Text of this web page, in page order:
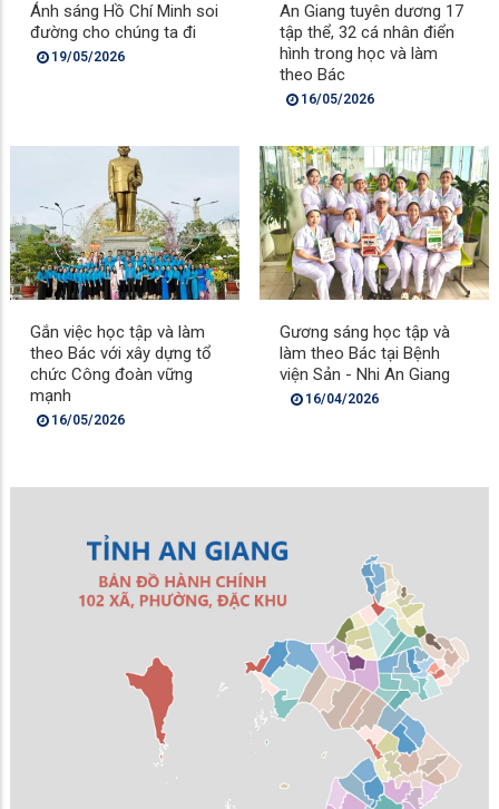
Ánh sáng Hồ Chí Minh soi
đường cho chúng ta đi
19/05/2026
An Giang tuyên dương 17
tập thể, 32 cá nhân điển
hình trong học và làm
theo Bác
16/05/2026
Gắn việc học tập và làm
theo Bác với xây dựng tổ
chức Công đoàn vững
mạnh
16/05/2026
Gương sáng học tập và
làm theo Bác tại Bệnh
viện Sản - Nhi An Giang
16/04/2026